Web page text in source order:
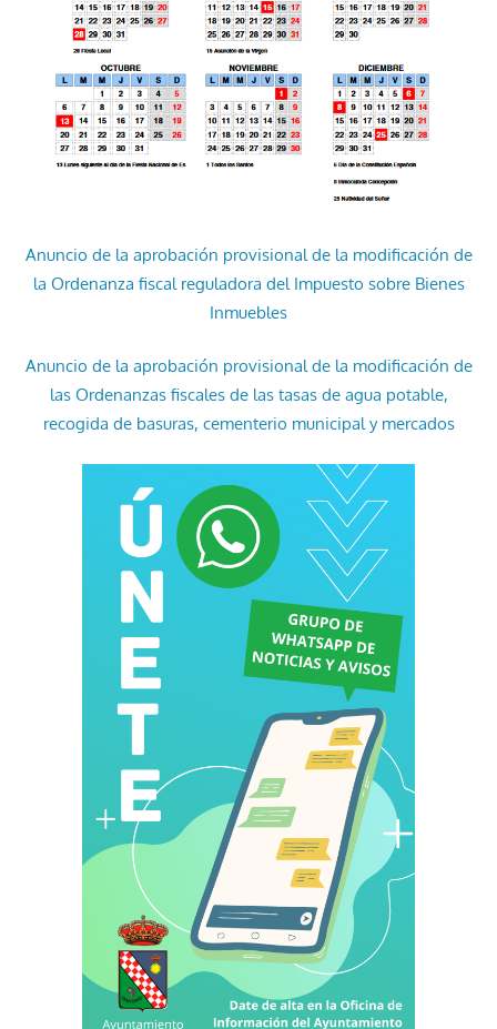
Anuncio de la aprobación provisional de la modificación de
la Ordenanza fiscal reguladora del Impuesto sobre Bienes
Inmuebles
Anuncio de la aprobación provisional de la modificación de
las Ordenanzas fiscales de las tasas de agua potable,
recogida de basuras, cementerio municipal y mercados